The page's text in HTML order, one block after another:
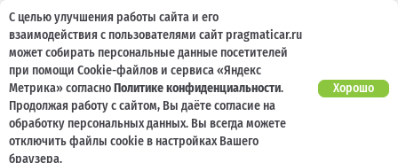
Отзывы клиентов
Наша команда
Карьера
Выкуп
Акции
Кузовной ремонт
Спецпредложения
Услуги
Блог
С целью улучшения работы сайта и его
взаимодействия с пользователями сайт pragmaticar.ru
может собирать персональные данные посетителей
при помощи Cookie-файлов и сервиса «Яндекс
Метрика» согласноПолитике конфиденциальности.
Продолжая работу с сайтом, Вы даёте согласие на
обработку персональных данных. Вы всегда можете
отключить файлы cookie в настройках Вашего
браузера.
Хорошо